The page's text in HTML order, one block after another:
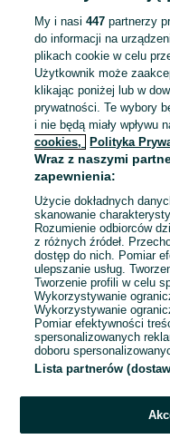
Sprzedający nie
Kup jeden z
aby być jedną z
Jak działają oceny?
My i nasi447 partnerzy
do informacji na
plikach cookie w celu
Użytkownik może
klikając poniżej lub w
prywatności. Te wybory
i nie będą miały wpływu
cookies,
Polityka
Wraz z naszymi
zapewnienia:
Użycie dokładnych
skanowanie
Rozumienie odbiorców
z różnych źródeł.
dostęp do nich. Pomiar
ulepszanie usług.
Tworzenie profili w celu
Wykorzystywanie
Wykorzystywanie
Pomiar efektywności
spersonalizowanych
doboru
Lista partnerów